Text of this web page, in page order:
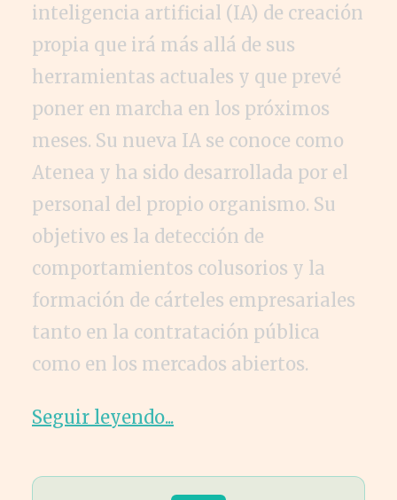
inteligencia artificial (IA) de creación
propia que irá más allá de sus
herramientas actuales y que prevé
poner en marcha en los próximos
meses. Su nueva IA se conoce como
Atenea y ha sido desarrollada por el
personal del propio organismo. Su
objetivo es la detección de
comportamientos colusorios y la
formación de cárteles empresariales
tanto en la contratación pública
como en los mercados abiertos.
Seguir leyendo...